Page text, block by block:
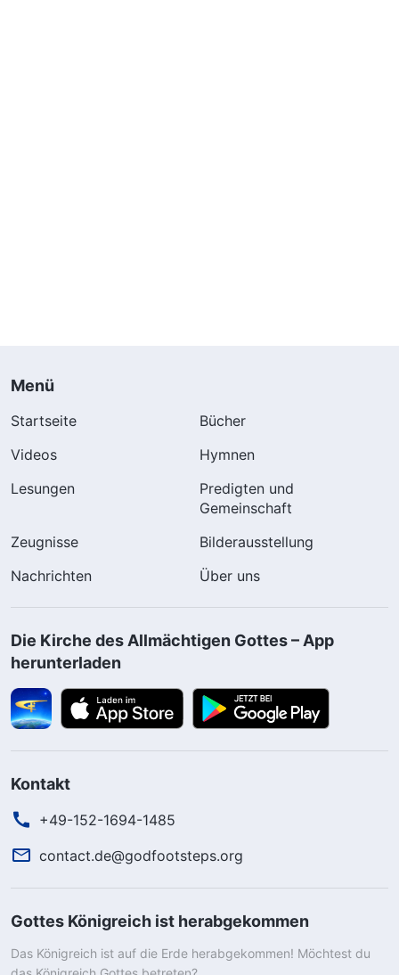
Menü
Startseite
Bücher
Videos
Hymnen
Lesungen
Predigten und
Gemeinschaft
Zeugnisse
Bilderausstellung
Nachrichten
Über uns
Die Kirche des Allmächtigen Gottes – App
herunterladen
Kontakt
+49-152-1694-1485
contact.de@godfootsteps.org
Gottes Königreich ist herabgekommen
Das Königreich ist auf die Erde herabgekommen! Möchtest du